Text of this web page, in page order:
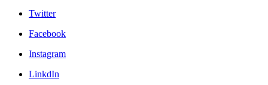
Twitter
Facebook
Instagram
LinkdIn